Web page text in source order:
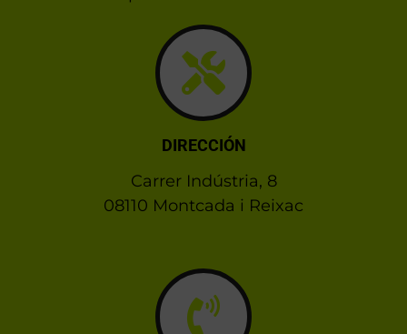
DIRECCIÓN
Carrer Indústria, 8
08110 Montcada i Reixac